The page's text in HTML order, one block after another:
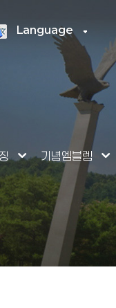
Language
연세대학교
기념엠블렘